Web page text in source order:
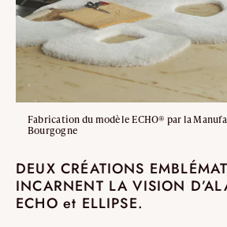
Fabrication du modèle ECHO® par la
Bourgogne
DEUX CRÉATIONS
INCARNENT LA VISION
ECHO et ELLIPSE.